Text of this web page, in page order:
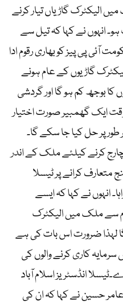
الیکٹرک گاڑیاں تیار کرنے
انہوں نے کہا کہ تیل سے
آئی پی پیز کو بھاری رقوم ادا
گاڑیوں کے عام ہونے
کا بوجھ کم ہو گا اور گردشی
ایک گھمبیر صورت اختیار
پر حل کیا جا سکے گا۔
کرنے کیلئے ملک کے اندر
کرانے پر ٹیسلا
انہوں نے کہا کہ ایسے
سے ملک میں الیکٹرک
لہذا ضرورت اس بات کی ہے
کاری کرنے والوں کی
انڈسٹریز اسلام آباد
حسین نے کہا کہ ان کی